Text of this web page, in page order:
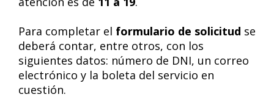
Para completar el formulario de solicitud se
deberá contar, entre otros, con los
siguientes datos: número de DNI, un correo
electrónico y la boleta del servicio en
cuestión.